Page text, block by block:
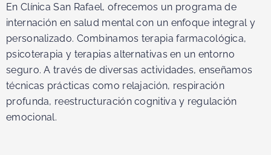
En Clínica San Rafael, ofrecemos un programa de
internación en salud mental con un enfoque integral y
personalizado. Combinamos terapia farmacológica,
psicoterapia y terapias alternativas en un entorno
seguro. A través de diversas actividades, enseñamos
técnicas prácticas como relajación, respiración
profunda, reestructuración cognitiva y regulación
emocional.